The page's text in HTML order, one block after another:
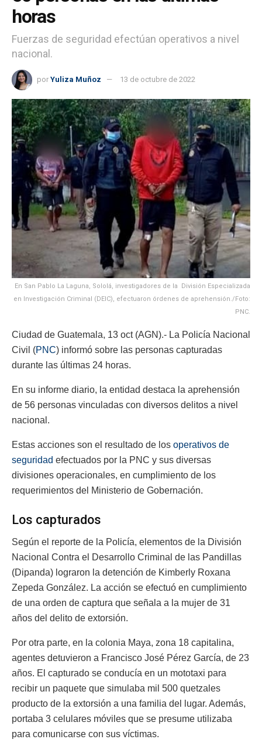
horas
Fuerzas de seguridad efectúan operativos a nivel
nacional.
por Yuliza Muñoz 13 de octubre de 2022
En San Pablo La Laguna, Sololá, investigadores de la División Especializada
en Investigación Criminal (DEIC), efectuaron órdenes de aprehensión./Foto:
PNC.
Ciudad de Guatemala, 13 oct (AGN).- La Policía Nacional
Civil (PNC) informó sobre las personas capturadas
durante las últimas 24 horas.
En su informe diario, la entidad destaca la aprehensión
de 56 personas vinculadas con diversos delitos a nivel
nacional.
Estas acciones son el resultado de los operativos de
seguridad efectuados por la PNC y sus diversas
divisiones operacionales, en cumplimiento de los
requerimientos del Ministerio de Gobernación.
Los capturados
Según el reporte de la Policía, elementos de la División
Nacional Contra el Desarrollo Criminal de las Pandillas
(Dipanda) lograron la detención de Kimberly Roxana
Zepeda González. La acción se efectuó en cumplimiento
de una orden de captura que señala a la mujer de 31
años del delito de extorsión.
Por otra parte, en la colonia Maya, zona 18 capitalina,
agentes detuvieron a Francisco José Pérez García, de 23
años. El capturado se conducía en un mototaxi para
recibir un paquete que simulaba mil 500 quetzales
producto de la extorsión a una familia del lugar. Además,
portaba 3 celulares móviles que se presume utilizaba
para comunicarse con sus víctimas.